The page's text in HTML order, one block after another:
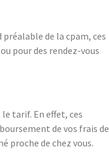
de la cpam, ces
pour des rendez-vous
tarif. En effet, ces
de vos frais de
proche de chez vous.